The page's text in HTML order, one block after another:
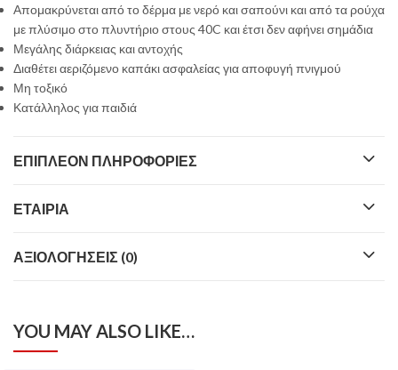
Απομακρύνεται από το δέρμα με νερό και σαπούνι και από τα ρούχα
με πλύσιμο στο πλυντήριο στους 40C και έτσι δεν αφήνει σημάδια
Μεγάλης διάρκειας και αντοχής
Διαθέτει αεριζόμενο καπάκι ασφαλείας για αποφυγή πνιγμού
Μη τοξικό
Κατάλληλος για παιδιά
ΕΠΙΠΛΈΟΝ ΠΛΗΡΟΦΟΡΊΕΣ
ΕΤΑΙΡΊΑ
ΑΞΙΟΛΟΓΉΣΕΙΣ (0)
YOU MAY ALSO LIKE…